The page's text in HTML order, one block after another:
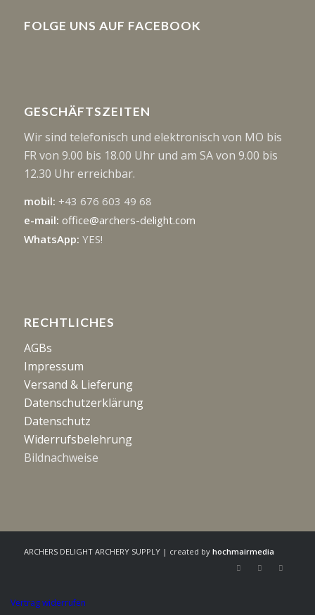
FOLGE UNS AUF FACEBOOK
GESCHÄFTSZEITEN
Wir sind telefonisch und elektronisch von MO bis
FR von 9.00 bis 18.00 Uhr und am SA von 9.00 bis
12.30 Uhr erreichbar.
mobil: +43 676 603 49 68
e-mail: office@archers-delight.com
WhatsApp: YES!
RECHTLICHES
AGBs
Impressum
Versand & Lieferung
Datenschutzerklärung
Datenschutz
Widerrufsbelehrung
Bildnachweise
ARCHERS DELIGHT ARCHERY SUPPLY | created by hochmairmedia
Vertrag widerrufen